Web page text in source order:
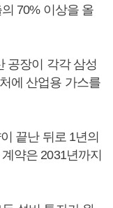
70% 이상을 올
공장이 각각 삼성
에 산업용 가스를
끝난 뒤로 1년의
약은 2031년까지